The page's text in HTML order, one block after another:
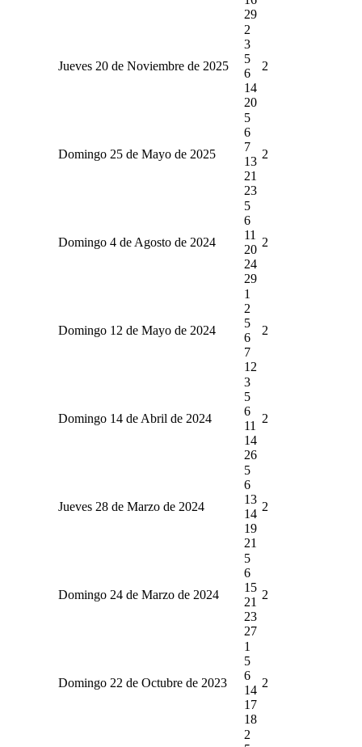
29
Jueves 20 de Noviembre de 2025
2
3
5
6
14
20
2
Domingo 25 de Mayo de 2025
5
6
7
13
21
23
2
Domingo 4 de Agosto de 2024
5
6
11
20
24
29
2
Domingo 12 de Mayo de 2024
1
2
5
6
7
12
2
Domingo 14 de Abril de 2024
3
5
6
11
14
26
2
Jueves 28 de Marzo de 2024
5
6
13
14
19
21
2
Domingo 24 de Marzo de 2024
5
6
15
21
23
27
2
Domingo 22 de Octubre de 2023
1
5
6
14
17
18
2
2